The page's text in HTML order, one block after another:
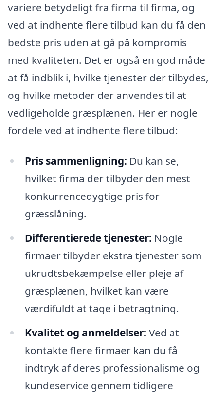
variere betydeligt fra firma til firma, og
ved at indhente flere tilbud kan du få den
bedste pris uden at gå på kompromis
med kvaliteten. Det er også en god måde
at få indblik i, hvilke tjenester der tilbydes,
og hvilke metoder der anvendes til at
vedligeholde græsplænen. Her er nogle
fordele ved at indhente flere tilbud:
Pris sammenligning: Du kan se,
hvilket firma der tilbyder den mest
konkurrencedygtige pris for
græsslåning.
Differentierede tjenester: Nogle
firmaer tilbyder ekstra tjenester som
ukrudtsbekæmpelse eller pleje af
græsplænen, hvilket kan være
værdifuldt at tage i betragtning.
Kvalitet og anmeldelser: Ved at
kontakte flere firmaer kan du få
indtryk af deres professionalisme og
kundeservice gennem tidligere